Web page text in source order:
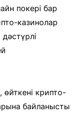
покері бар
казинолар
өйткені крипто-
байланысты